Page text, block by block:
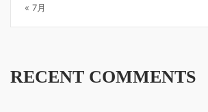
« 7月
RECENT COMMENTS